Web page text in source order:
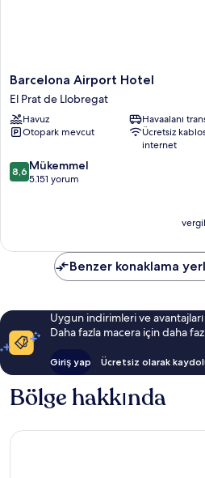
Barcelona
Airport
Hotel
El
Prat
Llobregat
Barcelona Airport Hotel
El Prat de Llobregat
Havuz
Havaalanı
Otopark mevcut
Ücretsiz
internet
10
üzerinden
8,6 Mükemmel
5.151 yorum
Benzer konaklama
Uygun indirimleri ve
Daha fazla macera için daha
Giriş yap Ücretsiz olarak
Bölge hakkında